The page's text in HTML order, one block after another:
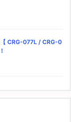
CRG-077L / CRG-0